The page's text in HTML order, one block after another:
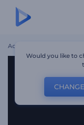
Accueil Intro
Would you like to
CHANGE